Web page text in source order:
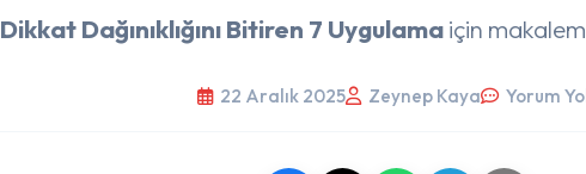
Dikkat Dağınıklığını Bitiren 7 Uygulamaiçin
22 Aralık 2025 Zeynep Kaya Yorum